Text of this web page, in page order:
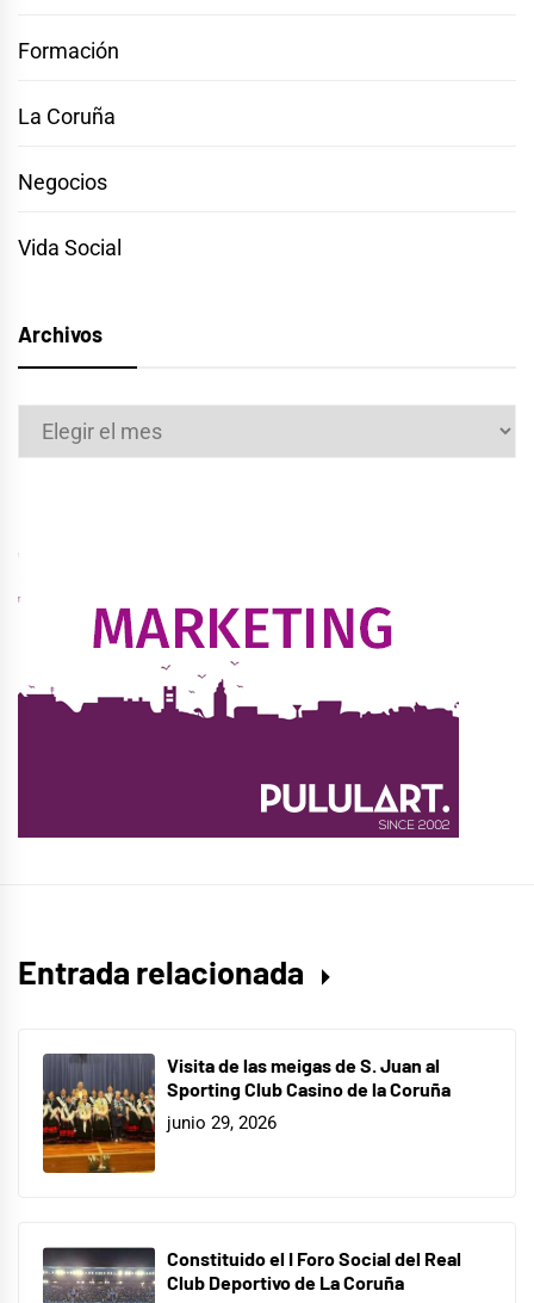
Formación
La Coruña
Negocios
Vida Social
Archivos
Archivos
Entrada relacionada
Visita de las meigas de S. Juan al
Sporting Club Casino de la Coruña
junio 29, 2026
Constituido el I Foro Social del Real
Club Deportivo de La Coruña